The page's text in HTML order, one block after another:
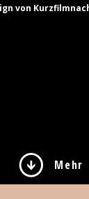
von
Mehr